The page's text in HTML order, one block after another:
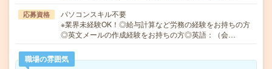
応募資格
パソコンスキル不要
※業界未経験OK！◎給与計算など労務の経験をお持ちの方
◎英文メールの作成経験をお持ちの方◎英語：（会…
職場の雰囲気